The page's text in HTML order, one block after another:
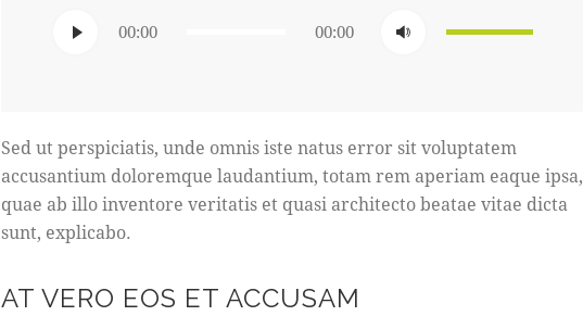
Audio
00:00 00:00
su/giù
per
aumentare
Sed ut perspiciatis, unde omnis iste natus error sit voluptatem
accusantium doloremque laudantium, totam rem aperiam eaque ipsa,
quae ab illo inventore veritatis et quasi architecto beatae vitae dicta
sunt, explicabo.
AT VERO EOS ET ACCUSAM